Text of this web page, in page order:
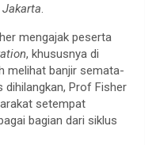
.
mengajak peserta
, khususnya di
melihat banjir semata-
dihilangkan, Prof Fisher
setempat
bagian dari siklus